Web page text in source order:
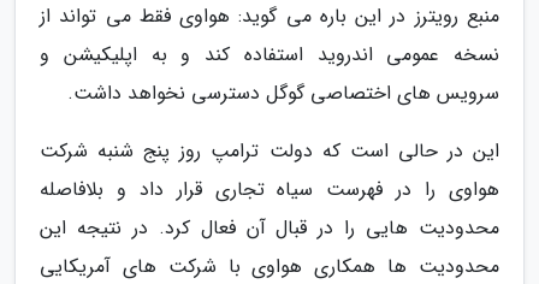
منبع رویترز در این باره می گوید: هواوی فقط می تواند از
نسخه عمومی اندروید استفاده کند و به اپلیکیشن و
سرویس های اختصاصی گوگل دسترسی نخواهد داشت.
این در حالی است که دولت ترامپ روز پنج شنبه شرکت
هواوی را در فهرست سیاه تجاری قرار داد و بلافاصله
محدودیت هایی را در قبال آن فعال کرد. در نتیجه این
محدودیت ها همکاری هواوی با شرکت های آمریکایی